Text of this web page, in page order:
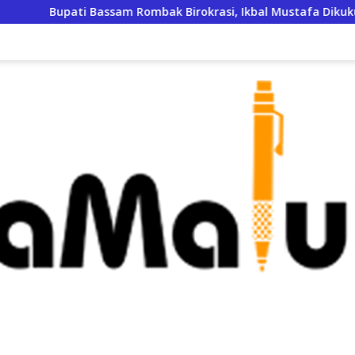
Bupati Bassam Rombak Birokrasi, Ikbal Mustafa Dikukuhkan